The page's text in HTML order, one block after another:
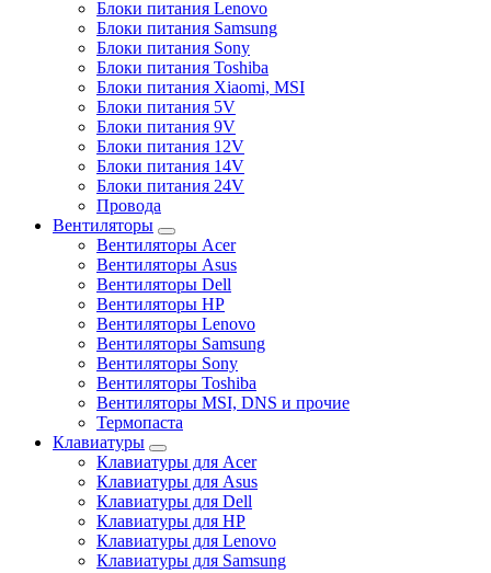
Блоки питания Lenovo
Блоки питания Samsung
Блоки питания Sony
Блоки питания Toshiba
Блоки питания Xiaomi, MSI
Блоки питания 5V
Блоки питания 9V
Блоки питания 12V
Блоки питания 14V
Блоки питания 24V
Провода
Вентиляторы
Вентиляторы Acer
Вентиляторы Asus
Вентиляторы Dell
Вентиляторы HP
Вентиляторы Lenovo
Вентиляторы Samsung
Вентиляторы Sony
Вентиляторы Toshiba
Вентиляторы MSI, DNS и прочие
Термопаста
Клавиатуры
Клавиатуры для Acer
Клавиатуры для Asus
Клавиатуры для Dell
Клавиатуры для HP
Клавиатуры для Lenovo
Клавиатуры для Samsung